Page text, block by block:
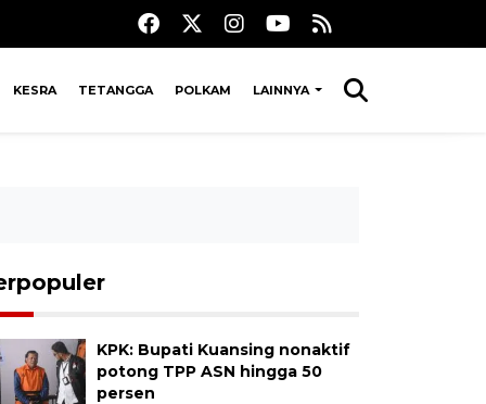
KESRA TETANGGA POLKAM LAINNYA
KPK: Bupati Kuansing nonaktif
potong TPP ASN hingga 50
persen